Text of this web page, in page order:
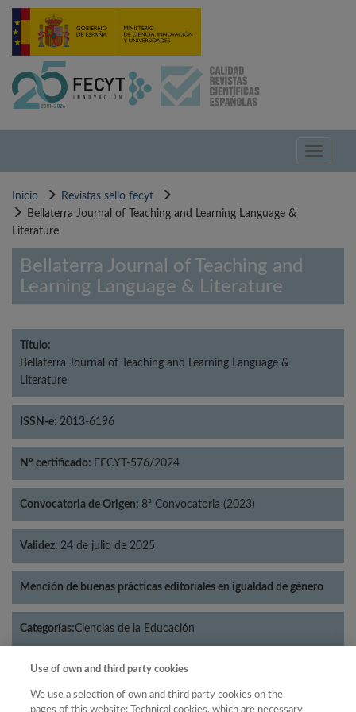
Pasar
contenido
Toggle
Inicio
Revistas sello fecyt
Bellaterra Journal of Teaching and Learning Language &
Literature
Bellaterra Journal of Teaching and
Learning Language & Literature
Título:
Bellaterra Journal of Teaching and Learning Language &
Literature
ISSN-e: 2013-6196
Nº certificado: FECYT-576/2024
Convocatoria de Origen: 8ª Convocatoria (2023)
Validez: 24 de julio de 2025
Mención de buenas prácticas editoriales en igualdad de género
Categorías:Ciencias de la Educación
Use of own and third party cookies
We use a selection of own and third party cookies on the